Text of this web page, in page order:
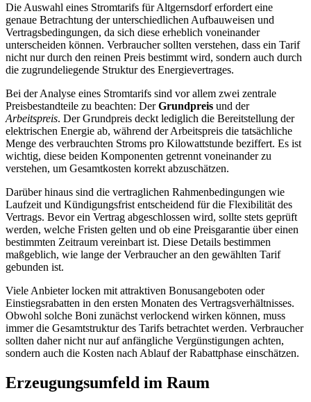
Die Auswahl eines Stromtarifs für Altgernsdorf erfordert eine
genaue Betrachtung der unterschiedlichen Aufbauweisen und
Vertragsbedingungen, da sich diese erheblich voneinander
unterscheiden können. Verbraucher sollten verstehen, dass ein Tarif
nicht nur durch den reinen Preis bestimmt wird, sondern auch durch
die zugrundeliegende Struktur des Energievertrages.
Bei der Analyse eines Stromtarifs sind vor allem zwei zentrale
Preisbestandteile zu beachten: DerGrundpreis und der
Arbeitspreis. Der Grundpreis deckt lediglich die Bereitstellung der
elektrischen Energie ab, während der Arbeitspreis die tatsächliche
Menge des verbrauchten Stroms pro Kilowattstunde beziffert. Es ist
wichtig, diese beiden Komponenten getrennt voneinander zu
verstehen, um Gesamtkosten korrekt abzuschätzen.
Darüber hinaus sind die vertraglichen Rahmenbedingungen wie
Laufzeit und Kündigungsfrist entscheidend für die Flexibilität des
Vertrags. Bevor ein Vertrag abgeschlossen wird, sollte stets geprüft
werden, welche Fristen gelten und ob eine Preisgarantie über einen
bestimmten Zeitraum vereinbart ist. Diese Details bestimmen
maßgeblich, wie lange der Verbraucher an den gewählten Tarif
gebunden ist.
Viele Anbieter locken mit attraktiven Bonusangeboten oder
Einstiegsrabatten in den ersten Monaten des Vertragsverhältnisses.
Obwohl solche Boni zunächst verlockend wirken können, muss
immer die Gesamtstruktur des Tarifs betrachtet werden. Verbraucher
sollten daher nicht nur auf anfängliche Vergünstigungen achten,
sondern auch die Kosten nach Ablauf der Rabattphase einschätzen.
Erzeugungsumfeld im Raum